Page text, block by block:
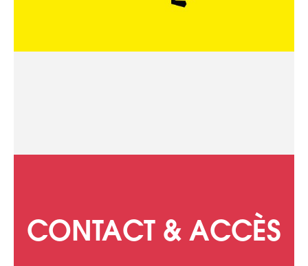
CONTACT & ACCÈS